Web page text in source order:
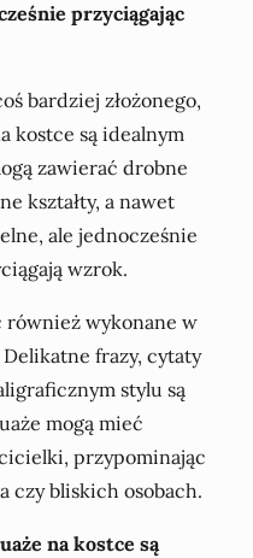
przyciągając
bardziej złożonego,
kostce są idealnym
zawierać drobne
kształty, a nawet
ale jednocześnie
wzrok.
również wykonane w
frazy, cytaty
stylu są
mogą mieć
przypominając
czy bliskich osobach.
na kostce są